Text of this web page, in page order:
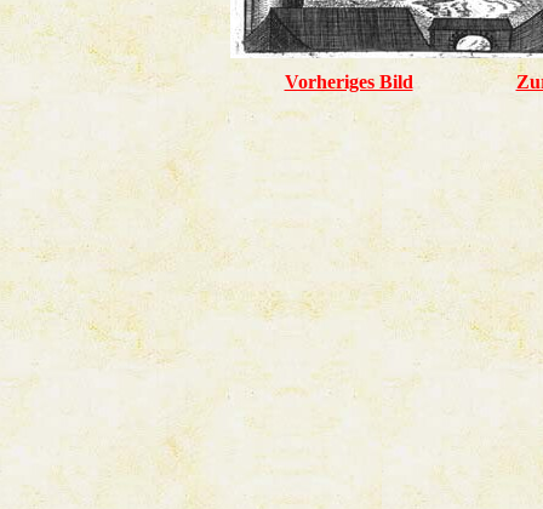
Vorheriges Bild